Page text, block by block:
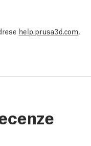
help.prusa3d.com,